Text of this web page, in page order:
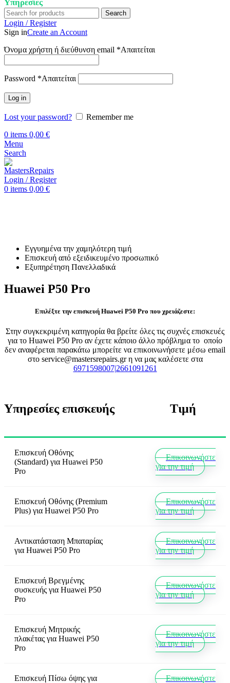
Υπηρεσίες
Search
Login / Register
Sign inCreate an Account
Όνομα χρήστη ή διεύθυνση email *Απαιτείται
Password *Απαιτείται
Log in
Lost your password?
Remember me
0 items 0,00 €
Menu
Search
Login / Register
0 items 0,00 €
Εγγυημένα την χαμηλότερη τιμή
Επισκευή από εξειδικευμένο προσωπικό
Εξυπηρέτηση Πανελλαδικά
Huawei P50 Pro
Επιλέξτε την επισκευή Huawei P50 Pro που χρειάζεστε:
Στην συγκεκριμένη κατηγορία θα βρείτε όλες τις συχνές επισκευές
για το Huawei P50 Pro αν έχετε κάποιο άλλο πρόβλημα το οποίο
δεν αναφέρεται παρακάτω μπορείτε να επικοινωνήσετε μέσω email
στο service@mastersrepairs.gr η να μας καλέσετε στα
6971598007|2661091261
Υπηρεσίες επισκευής Τιμή
Επισκευή Οθόνης
(Standard) για Huawei P50
Pro
Επικοινωνήστε
για την τιμή
Επισκευή Οθόνης (Premium
Plus) για Huawei P50 Pro
Επικοινωνήστε
για την τιμή
Αντικατάσταση Μπαταρίας
για Huawei P50 Pro
Επικοινωνήστε
για την τιμή
Επισκευή Βρεγμένης
συσκευής για Huawei P50
Pro
Επικοινωνήστε
για την τιμή
Επισκευή Μητρικής
πλακέτας για Huawei P50
Pro
Επικοινωνήστε
για την τιμή
Επισκευή Πίσω όψης για Επικοινωνήστε